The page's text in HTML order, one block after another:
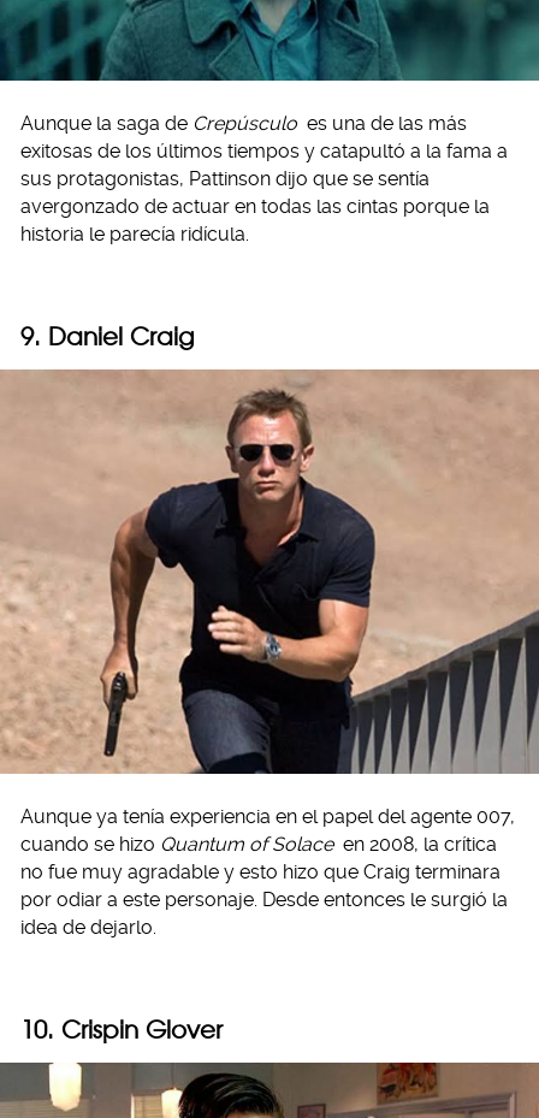
Aunque la saga de Crepúsculo es una de las más
exitosas de los últimos tiempos y catapultó a la fama a
sus protagonistas, Pattinson dijo que se sentía
avergonzado de actuar en todas las cintas porque la
historia le parecía ridícula.
9. Daniel Craig
Aunque ya tenía experiencia en el papel del agente 007,
cuando se hizo Quantum of Solace en 2008, la crítica
no fue muy agradable y esto hizo que Craig terminara
por odiar a este personaje. Desde entonces le surgió la
idea de dejarlo.
10. Crispin Glover